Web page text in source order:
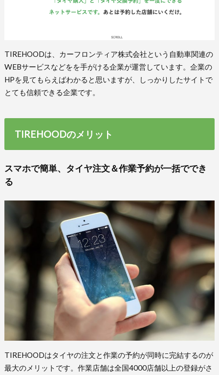
TIREHOODは、カーフロンティア株式会社という自動車関連の
WEBサービスなどをを手がける企業が運営しています。企業の
HPを見てもらえばわかると思いますが、しっかりしたサイトで
とても信頼できる企業です。
TIREHOODのメリット
スマホで簡単、タイヤ注文＆作業予約が一括ででき
る
TIREHOODはタイヤの注文と作業の予約が同時に完結するのが
最大のメリットです。作業店舗は全国4000店舗以上の登録がさ